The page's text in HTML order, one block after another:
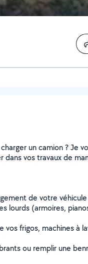
un camion ? Je
dans vos travaux de
de votre
lourds (armoires,
frigos, machines à
ou remplir une